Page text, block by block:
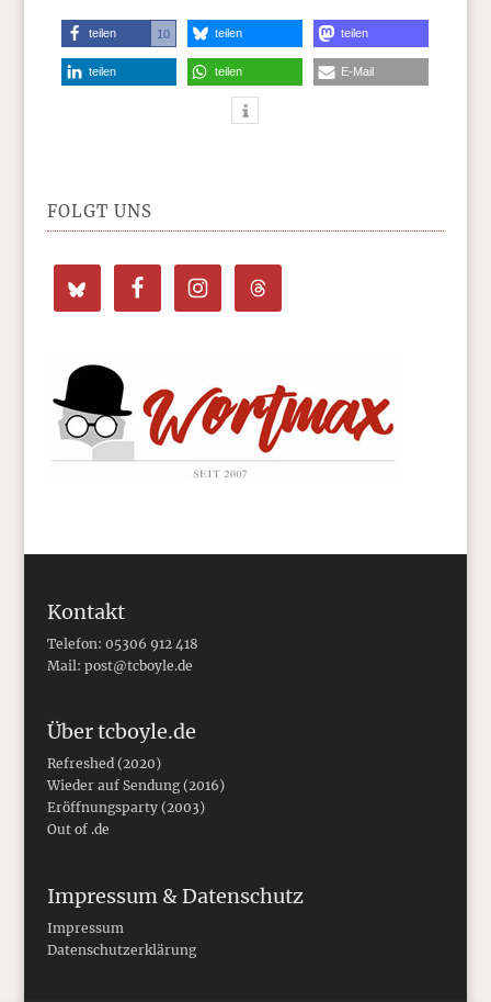
teilen 10 teilen teilen
teilen teilen E-Mail
FOLGT UNS
Kontakt
Telefon: 05306 912 418
Mail: post@tcboyle.de
Über tcboyle.de
Refreshed (2020)
Wieder auf Sendung (2016)
Eröffnungsparty (2003)
Out of .de
Impressum & Datenschutz
Impressum
Datenschutzerklärung